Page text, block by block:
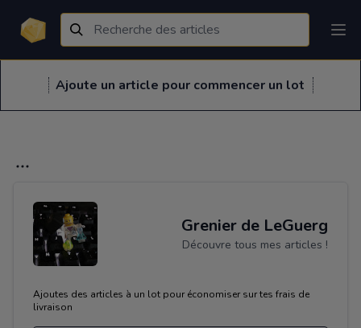
Grenier de LeGuerg
Découvre tous mes articles !
Ajoutes des articles à un lot pour économiser sur tes frais de
livraison
Ajoute un article pour commencer un lot